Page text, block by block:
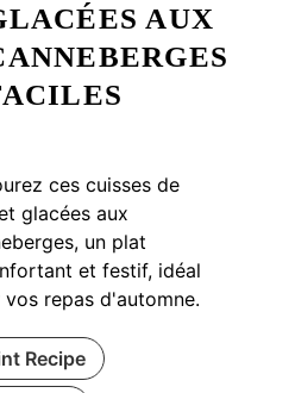
AUX
ces cuisses de
glacées aux
un plat
et festif, idéal
vos repas d'automne.
Recipe